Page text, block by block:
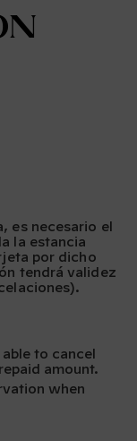
es necesario el
la estancia
por dicho
tendrá validez
to cancel
amount.
when